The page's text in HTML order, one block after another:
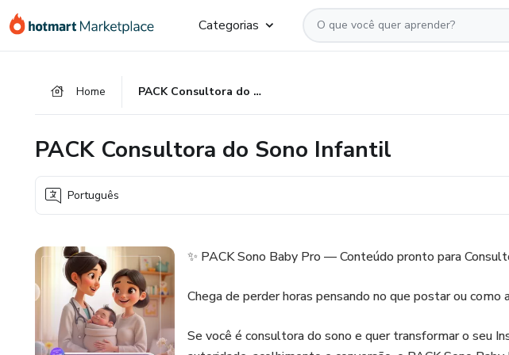
para
para
para
Categorias
Home PACK Consultora do Sono Infantil
PACK Consultora do Sono Infantil
Português
✨ PACK Sono Baby Pro — Conteúdo pronto para
Chega de perder horas pensando no que postar ou
Se você é consultora do sono e quer transformar o seu